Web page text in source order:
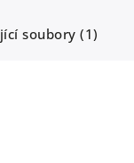
soubory (1)